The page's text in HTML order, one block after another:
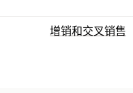
增销和交叉销售